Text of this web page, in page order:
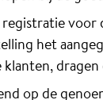
voor
het
op de